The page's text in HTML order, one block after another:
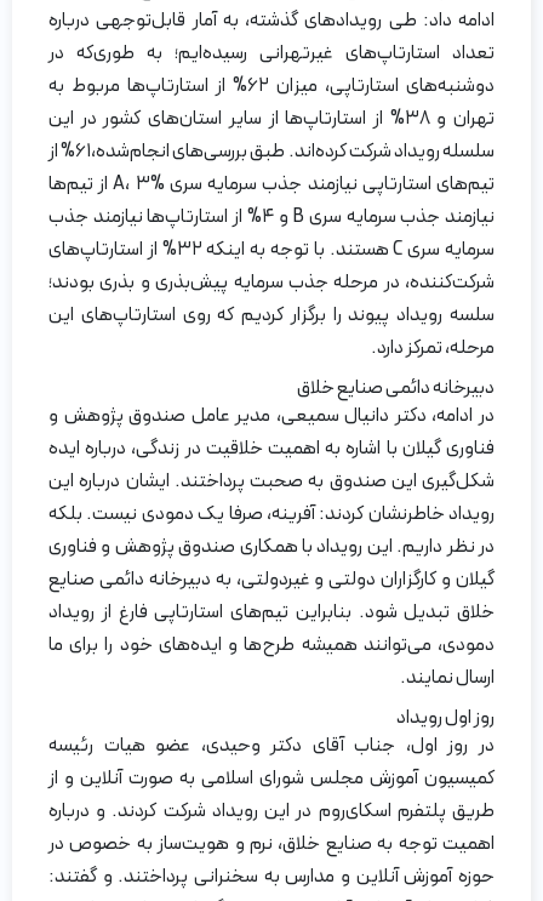
ادامه داد: طی رویدادهای گذشته، به آمار قابل‌توجهی درباره
تعداد استارتاپ‌های غیرتهرانی رسیده‌ایم؛ به طوری‌که در
دوشنبه‌های استارتاپی، میزان ۶۲% از استارتاپ‌ها مربوط به
تهران و ۳۸% از استارتاپ‌ها از سایر استان‌های کشور در این
سلسله رویداد شرکت کرده‌اند. طبق بررسی‌های انجام‌شده،۶۱% از
تیم‌های استارتاپی نیازمند جذب سرمایه سری A، ۳% از تیم‌ها
نیازمند جذب سرمایه سری B و ۴% از استارتاپ‌ها نیازمند جذب
سرمایه سری C هستند. با توجه به اینکه ۳۲% از استارتاپ‌های
شرکت‌کننده، در مرحله جذب سرمایه پیش‌بذری و بذری بودند؛
سلسه رویداد پیوند را برگزار کردیم که روی استارتاپ‌های این
مرحله، تمرکز دارد.
دبیرخانه دائمی صنایع خلاق
در ادامه، دکتر دانیال سمیعی، مدیر عامل صندوق پژوهش و
فناوری گیلان با اشاره به اهمیت خلاقیت در زندگی، درباره ایده
شکل‌گیری این صندوق به صحبت پرداختند. ایشان درباره این
رویداد خاطرنشان کردند: آفرینه، صرفا یک دمودی نیست. بلکه
در نظر داریم. این رویداد با همکاری صندوق پژوهش و فناوری
گیلان و کارگزاران دولتی و غیردولتی، به دبیرخانه دائمی صنایع
خلاق تبدیل شود. بنابراین تیم‌های استارتاپی فارغ از رویداد
دمودی، می‌توانند همیشه طرح‌ها و ایده‌های خود را برای ما
ارسال نمایند.
روز اول رویداد
در روز اول، جناب آقای دکتر وحیدی، عضو هیات رئیسه
کمیسیون آموزش مجلس شورای اسلامی به صورت آنلاین و از
طریق پلتفرم اسکای‌روم در این رویداد شرکت کردند. و درباره
اهمیت توجه به صنایع خلاق، نرم و هویت‌ساز به خصوص در
حوزه آموزش آنلاین و مدارس به سخنرانی پرداختند. و گفتند: